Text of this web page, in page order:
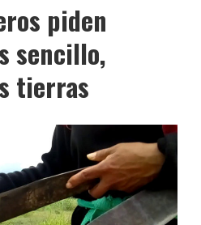
piden
sencillo,
tierras